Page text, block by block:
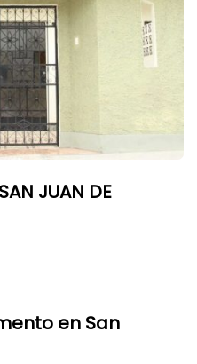
JUAN DE
en San